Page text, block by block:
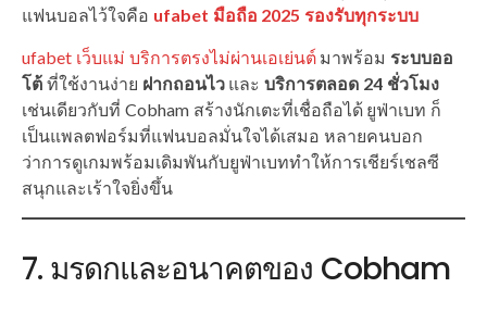
แฟนบอลไว้ใจคือ ufabet มือถือ 2025 รองรับทุกระบบ
ufabet เว็บแม่ บริการตรงไม่ผ่านเอเย่นต์มาพร้อม ระบบออ
โต้ ที่ใช้งานง่าย ฝากถอนไวและบริการตลอด 24 ชั่วโมง
เช่นเดียวกับที่ Cobham สร้างนักเตะที่เชื่อถือได้ ยูฟ่าเบท ก็
เป็นแพลตฟอร์มที่แฟนบอลมั่นใจได้เสมอ หลายคนบอก
ว่าการดูเกมพร้อมเดิมพันกับยูฟ่าเบททำให้การเชียร์เชลซี
สนุกและเร้าใจยิ่งขึ้น
7. มรดกและอนาคตของ Cobham